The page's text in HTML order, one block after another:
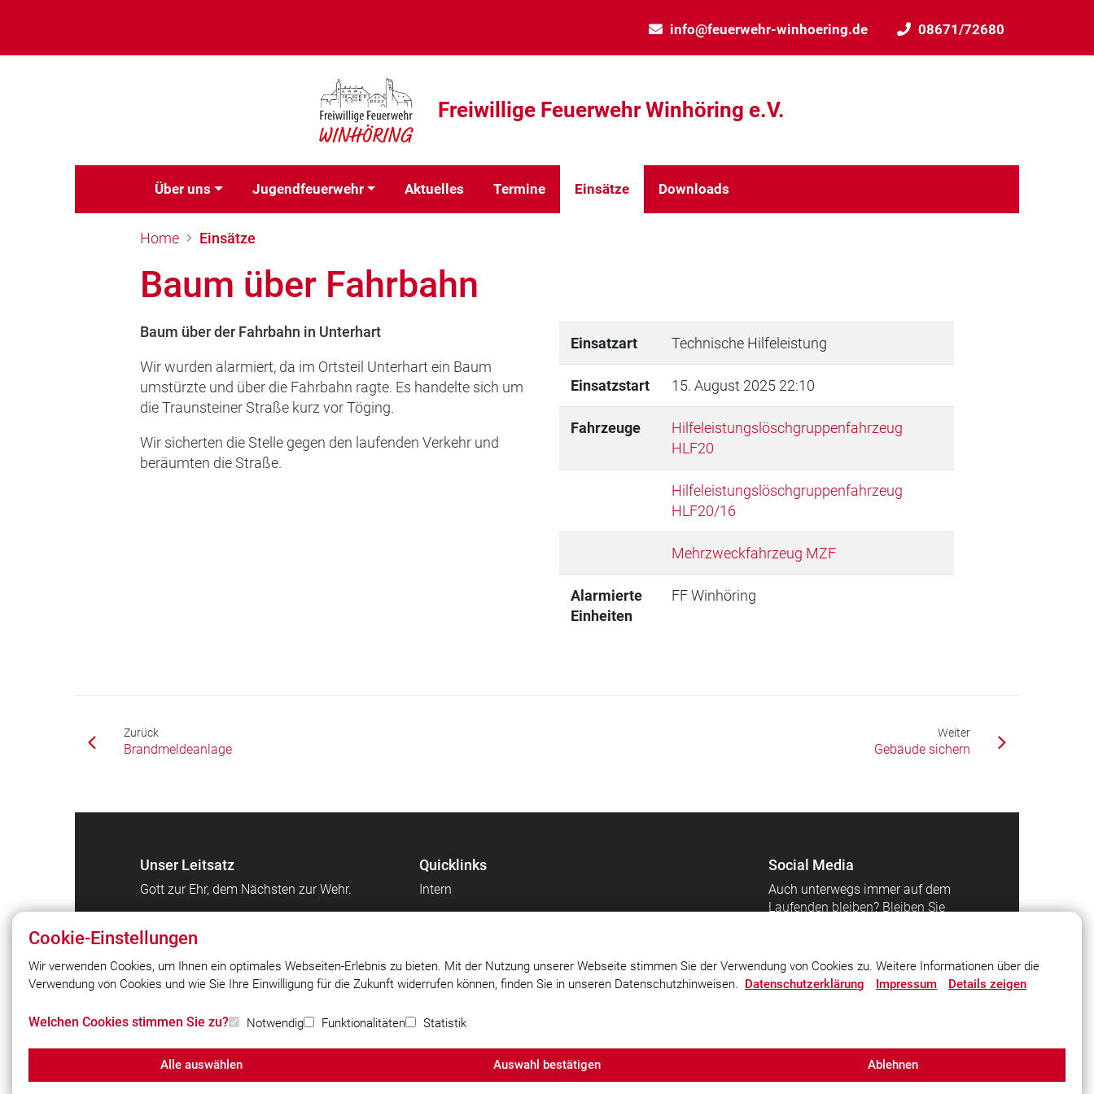
info@feuerwehr-winhoering.de 08671/72680
Freiwillige Feuerwehr Winhöring e.V.
Über uns Jugendfeuerwehr Aktuelles Termine Einsätze Downloads
Home Einsätze
Baum über Fahrbahn
Baum über der Fahrbahn in Unterhart
Wir wurden alarmiert, da im Ortsteil Unterhart ein Baum
umstürzte und über die Fahrbahn ragte. Es handelte sich um
die Traunsteiner Straße kurz vor Töging.
Wir sicherten die Stelle gegen den laufenden Verkehr und
beräumten die Straße.
Einsatzart Technische Hilfeleistung
Einsatzstart 15. August 2025 22:10
Fahrzeuge
Hilfeleistungslöschgruppenfahrzeug
HLF20
Hilfeleistungslöschgruppenfahrzeug
HLF20/16
Mehrzweckfahrzeug MZF
Alarmierte
Einheiten
FF Winhöring
Zurück
Brandmeldeanlage
Weiter
Gebäude sichern
Unser Leitsatz
Gott zur Ehr, dem Nächsten zur Wehr.
Quicklinks
Intern
Social Media
Auch unterwegs immer auf dem
Laufenden bleiben? Bleiben Sie
© 2026 Freiwillige Feuerwehr Winhöring e.V. Impressum
Cookie-Einstellungen
Wir verwenden Cookies, um Ihnen ein optimales Webseiten-Erlebnis zu bieten. Mit der Nutzung unserer Webseite stimmen Sie der Verwendung von Cookies zu. Weitere Informationen über die
Verwendung von Cookies und wie Sie Ihre Einwilligung für die Zukunft widerrufen können, finden Sie in unseren Datenschutzhinweisen. Datenschutzerklärung Impressum Details zeigen
Welchen Cookies stimmen Sie zu? Notwendig Funktionalitäten Statistik
Alle auswählen Auswahl bestätigen Ablehnen